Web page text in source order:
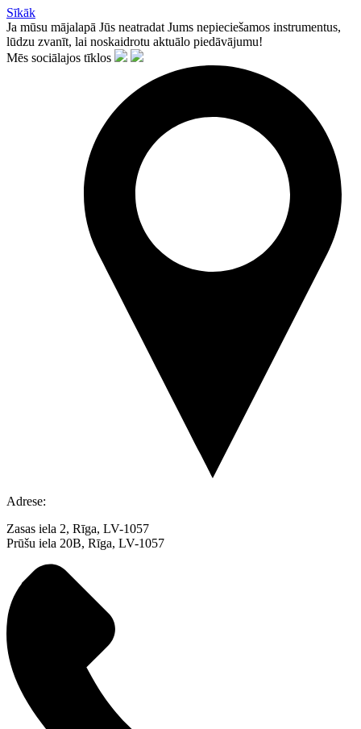
Sīkāk
Ja mūsu mājalapā Jūs neatradat Jums nepieciešamos instrumentus,
lūdzu zvanīt, lai noskaidrotu aktuālo piedāvājumu!
Mēs sociālajos tīklos
Adrese:
Zasas iela 2, Rīga, LV-1057
Prūšu iela 20B, Rīga, LV-1057